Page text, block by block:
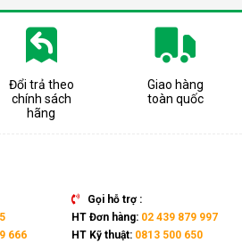
Đổi trả theo
chính sách
hãng
Giao hàng
toàn quốc
666
Gọi hỗ trợ :
HT Đơn hàng: 02 439 879 997
HT Kỹ thuật: 0813 500 650